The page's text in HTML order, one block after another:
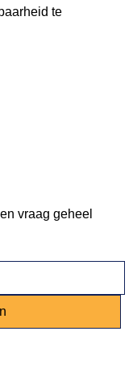
te
vraag geheel